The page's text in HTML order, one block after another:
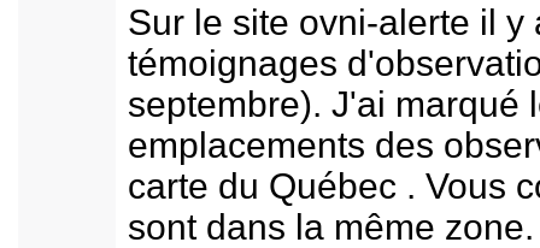
Sur le site ovni-alerte il y
témoignages
septembre). J'ai marqué
emplacements des
carte du Québec . Vous
sont dans la même zone.